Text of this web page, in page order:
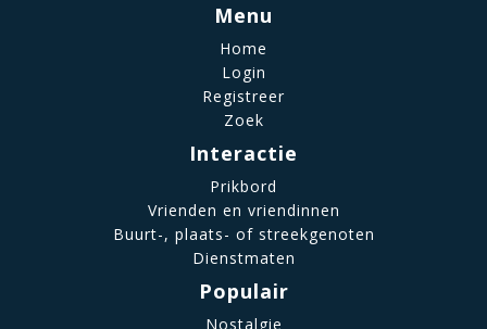
Menu
Home
Login
Registreer
Zoek
Interactie
Prikbord
Vrienden en vriendinnen
Buurt-, plaats- of streekgenoten
Dienstmaten
Populair
Nostalgie